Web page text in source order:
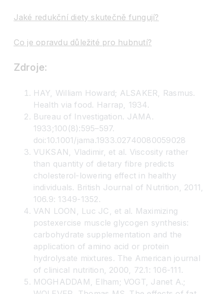
Jaké redukční diety skutečně fungují?
Co je opravdu důležité pro hubnutí?
Zdroje:
HAY, William Howard; ALSAKER, Rasmus.
Health via food. Harrap, 1934.
Bureau of Investigation. JAMA.
1933;100(8):595–597.
doi:10.1001/jama.1933.02740080059028
VUKSAN, Vladimir, et al. Viscosity rather
than quantity of dietary fibre predicts
cholesterol-lowering effect in healthy
individuals. British Journal of Nutrition, 2011,
106.9: 1349-1352.
VAN LOON, Luc JC, et al. Maximizing
postexercise muscle glycogen synthesis:
carbohydrate supplementation and the
application of amino acid or protein
hydrolysate mixtures. The American journal
of clinical nutrition, 2000, 72.1: 106-111.
MOGHADDAM, Elham; VOGT, Janet A.;